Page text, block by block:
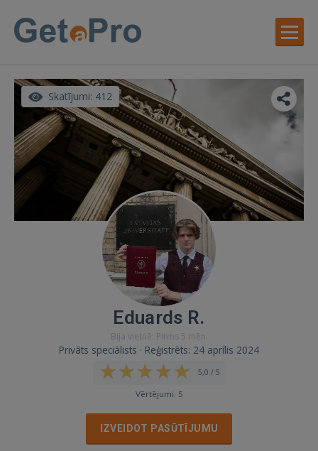
Skatījumi: 412
Eduards R.
Bija vietnē: Pirms 5 mēn.
Privāts speciālists · Reģistrēts: 24 aprīlis 2024
5,0 / 5
Vērtējumi: 5
IZVEIDOT PASŪTĪJUMU